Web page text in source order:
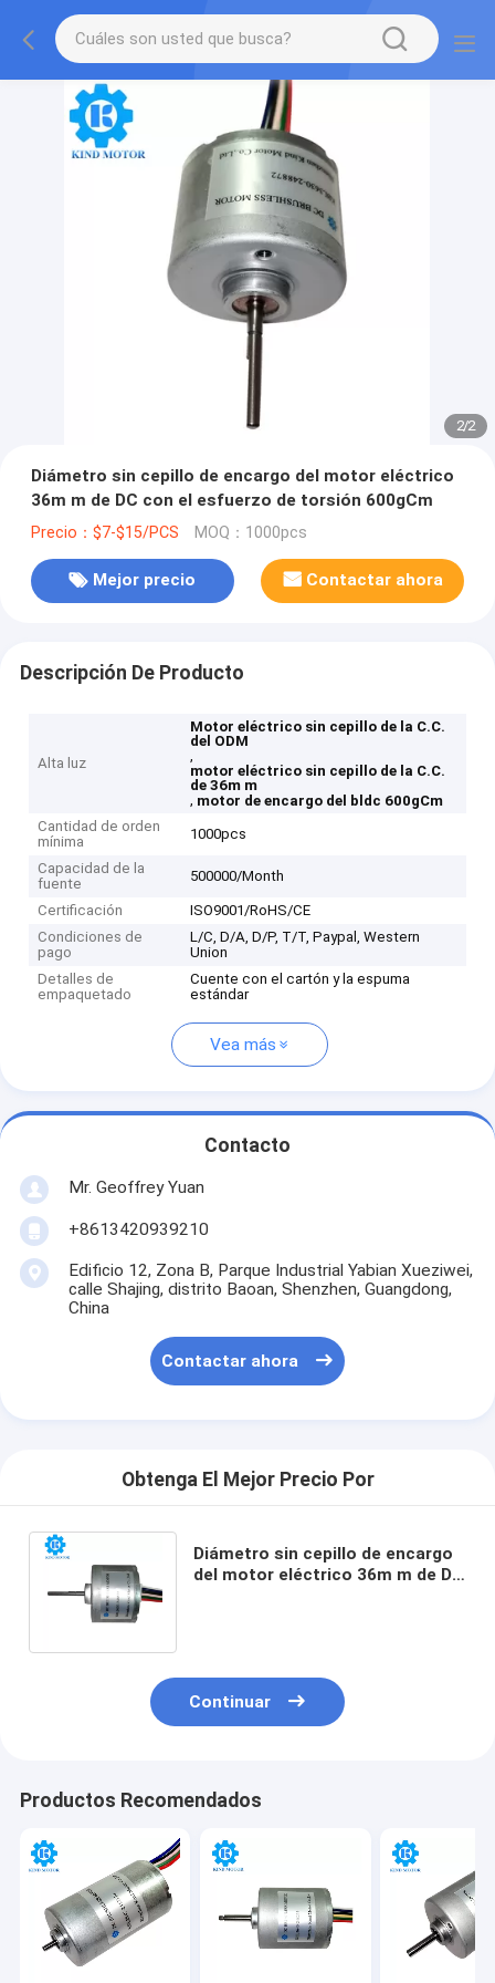
2/2
Diámetro sin cepillo de encargo del motor eléctrico
36m m de DC con el esfuerzo de torsión 600gCm
Precio：$7-$15/PCS MOQ：1000pcs
Mejor precio Contactar ahora
Descripción De Producto
Alta luz
Motor eléctrico sin cepillo de la C.C.
del ODM
,
motor eléctrico sin cepillo de la C.C.
de 36m m
, motor de encargo del bldc 600gCm
Cantidad de orden
mínima
1000pcs
Capacidad de la
fuente
500000/Month
Certificación
ISO9001/RoHS/CE
Condiciones de
pago
L/C, D/A, D/P, T/T, Paypal, Western
Union
Detalles de
empaquetado
Cuente con el cartón y la espuma
estándar
Vea más
Contacto
Mr. Geoffrey Yuan
+8613420939210
Edificio 12, Zona B, Parque Industrial Yabian Xueziwei,
calle Shajing, distrito Baoan, Shenzhen, Guangdong,
China
Contactar ahora
Obtenga El Mejor Precio Por
Diámetro sin cepillo de encargo
del motor eléctrico 36m m de DC
Continuar
Productos Recomendados